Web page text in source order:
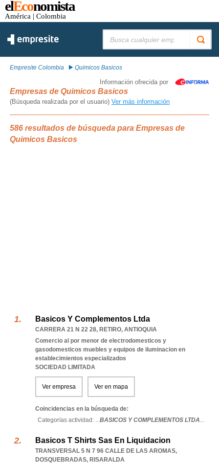
elEconomista
América | Colombia
Empresite Colombia Quimicos Basicos
Información ofrecida por
Empresas de Quimicos Basicos
(Búsqueda realizada por el usuario) Ver más información
586 resultados de búsqueda para Empresas de
Quimicos Basicos
Basicos Y Complementos Ltda
CARRERA 21 N 22 28, RETIRO, ANTIOQUIA
Comercio al por menor de electrodomesticos y
gasodomesticos muebles y equipos de iluminacion en
establecimientos especializados
SOCIEDAD LIMITADA
Ver empresa Ver en mapa
Coincidencias en la búsqueda de:
Categorías actividad: ...BASICOS Y COMPLEMENTOS LTDA...
Basicos T Shirts Sas En Liquidacion
TRANSVERSAL 5 N 7 96 CALLE DE LAS AROMAS,
DOSQUEBRADAS, RISARALDA